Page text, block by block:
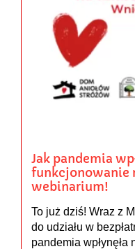
Jak pandemia
funkcjonowanie
webinarium!
To już dziś! Wraz z
do udziału w
pandemia